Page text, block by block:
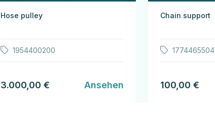
Hose pulley
1954400200
3.000,00 € Ansehen
Chain support
1774465504
100,00 €